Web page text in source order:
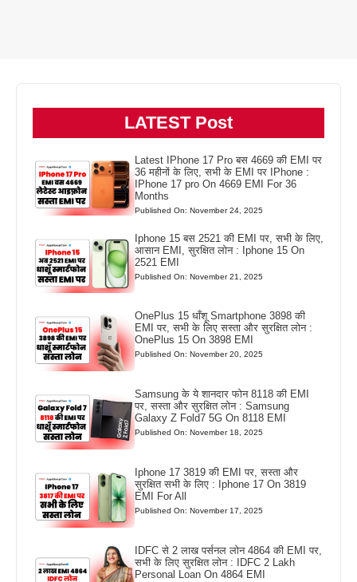
LATEST Post
Latest IPhone 17 Pro बस 4669 की EMI पर
36 महीनों के लिए, सभी के EMI पर IPhone :
IPhone 17 pro On 4669 EMI For 36
Months
Published On: November 24, 2025
Iphone 15 बस 2521 की EMI पर, सभी के लिए,
आसान EMI, सुरक्षित लोन : Iphone 15 On
2521 EMI
Published On: November 21, 2025
OnePlus 15 धाँशू Smartphone 3898 की
EMI पर, सभी के लिए सस्ता और सुरक्षित लोन :
OnePlus 15 On 3898 EMI
Published On: November 20, 2025
Samsung के ये शानदार फोन 8118 की EMI
पर, सस्ता और सुरक्षित लोन : Samsung
Galaxy Z Fold7 5G On 8118 EMI
Published On: November 18, 2025
Iphone 17 3819 की EMI पर, सस्ता और
सुरक्षित सभी के लिए : Iphone 17 On 3819
EMI For All
Published On: November 17, 2025
IDFC से 2 लाख पर्सनल लोन 4864 की EMI पर,
सभी के लिए सुरक्षित लोन : IDFC 2 Lakh
Personal Loan On 4864 EMI